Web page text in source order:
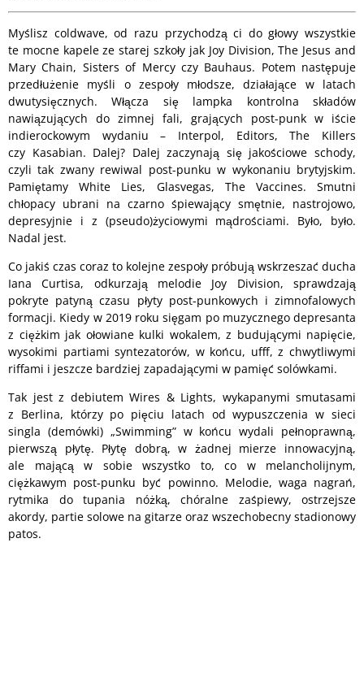
Myślisz coldwave, od razu przychodzą ci do głowy wszystkie
te mocne kapele ze starej szkoły jak Joy Division, The Jesus and
Mary Chain, Sisters of Mercy czy Bauhaus. Potem następuje
przedłużenie myśli o zespoły młodsze, działające w latach
dwutysięcznych. Włącza się lampka kontrolna składów
nawiązujących do zimnej fali, grających post-punk w iście
indierockowym wydaniu – Interpol, Editors, The Killers
czy Kasabian. Dalej? Dalej zaczynają się jakościowe schody,
czyli tak zwany rewiwal post-punku w wykonaniu brytyjskim.
Pamiętamy White Lies, Glasvegas, The Vaccines. Smutni
chłopacy ubrani na czarno śpiewający smętnie, nastrojowo,
depresyjnie i z (pseudo)życiowymi mądrościami. Było, było.
Nadal jest.
Co jakiś czas coraz to kolejne zespoły próbują wskrzeszać ducha
Iana Curtisa, odkurzają melodie Joy Division, sprawdzają
pokryte patyną czasu płyty post-punkowych i zimnofalowych
formacji. Kiedy w 2019 roku sięgam po muzycznego depresanta
z ciężkim jak ołowiane kulki wokalem, z budującymi napięcie,
wysokimi partiami syntezatorów, w końcu, ufff, z chwytliwymi
riffami i jeszcze bardziej zapadającymi w pamięć solówkami.
Tak jest z debiutem Wires & Lights, wykapanymi smutasami
z Berlina, którzy po pięciu latach od wypuszczenia w sieci
singla (demówki) „Swimming” w końcu wydali pełnoprawną,
pierwszą płytę. Płytę dobrą, w żadnej mierze innowacyjną,
ale mającą w sobie wszystko to, co w melancholijnym,
ciężkawym post-punku być powinno. Melodie, waga nagrań,
rytmika do tupania nóżką, chóralne zaśpiewy, ostrzejsze
akordy, partie solowe na gitarze oraz wszechobecny stadionowy
patos.